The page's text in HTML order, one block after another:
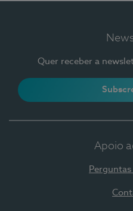
Quer receber a
Apoio